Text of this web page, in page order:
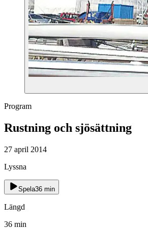
Program
Rustning och sjösättning
27 april 2014
Lyssna
Spela36 min
Längd
36 min